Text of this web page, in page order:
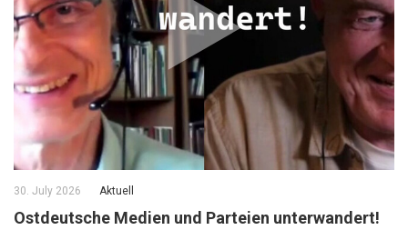
30. July 2026 Aktuell
Ostdeutsche Medien und Parteien unterwandert!